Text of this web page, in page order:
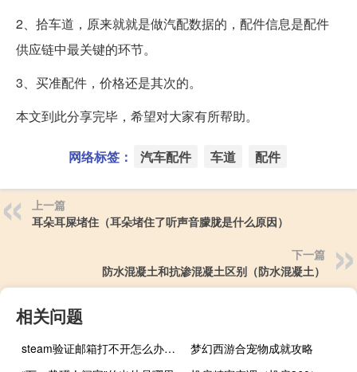
2、拾车道，原来就就是做汽配数据的，配件信息是配件
供应链中最关键的环节。
3、买准配件，价格还是其次的。
本文到此分享完毕，希望对大家有所帮助。
网络标签： 汽车配件 车道 配件
上一篇
耳朵耳屎堵住（耳朵堵住了听声音朦胧是什么原因）
下一篇
防水混凝土和抗渗混凝土区别（防水混凝土）
相关问题
steam验证邮箱打不开怎么办（邮箱打不开怎么办）
梦幻西游合宠物成就攻略